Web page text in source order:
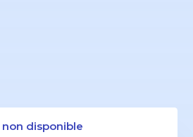
non disponible